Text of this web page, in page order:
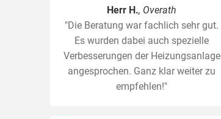
Herr H., Overath
"Die Beratung war fachlich sehr gut.
Es wurden dabei auch spezielle
Verbesserungen der Heizungsanlage
angesprochen. Ganz klar weiter zu
empfehlen!"